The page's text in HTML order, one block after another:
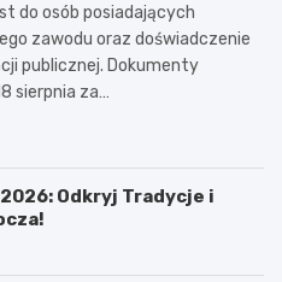
do osób posiadających
zawodu oraz doświadczenie
publicznej. Dokumenty
sierpnia za…
Odkryj Tradycje i